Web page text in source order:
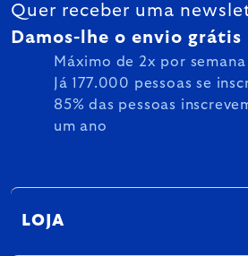
Quer receber uma
Damos-lhe o envio grátis
Máximo de 2x por semana
Já 177.000 pessoas se
85% das pessoas
um ano
LOJA